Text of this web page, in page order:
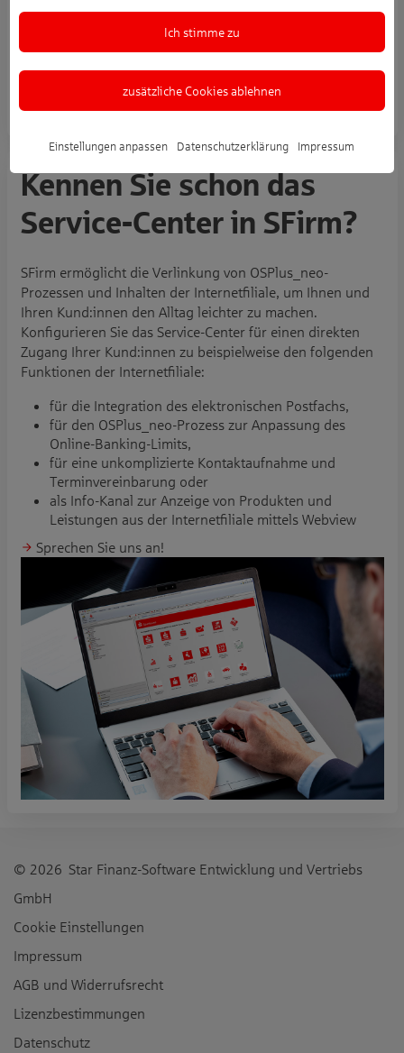
Beraterbereich werden abgewiesen.
Für den Beraterbereich registrieren
Kennen Sie schon das
Service-Center in SFirm?
SFirm ermöglicht die Verlinkung von OSPlus_neo-
Prozessen und Inhalten der Internetfiliale, um Ihnen und
Ihren Kund:innen den Alltag leichter zu machen.
Konfigurieren Sie das Service-Center für einen direkten
Zugang Ihrer Kund:innen zu beispielweise den folgenden
Funktionen der Internetfiliale:
für die Integration des elektronischen Postfachs,
für den OSPlus_neo-Prozess zur Anpassung des
Online-Banking-Limits,
für eine unkomplizierte Kontaktaufnahme und
Terminvereinbarung oder
als Info-Kanal zur Anzeige von Produkten und
Leistungen aus der Internetfiliale mittels Webview
Sprechen Sie uns an!
© 2026 Star Finanz-Software Entwicklung und Vertriebs
GmbH
Cookie Einstellungen
Impressum
AGB und Widerrufsrecht
Lizenzbestimmungen
Datenschutz
Ich stimme zu
zusätzliche Cookies ablehnen
Einstellungen anpassen Datenschutzerklärung Impressum